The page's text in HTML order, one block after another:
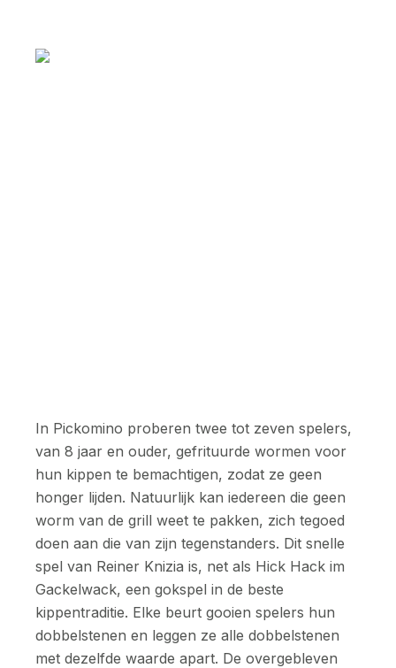
In Pickomino proberen twee tot zeven spelers,
van 8 jaar en ouder, gefrituurde wormen voor
hun kippen te bemachtigen, zodat ze geen
honger lijden. Natuurlijk kan iedereen die geen
worm van de grill weet te pakken, zich tegoed
doen aan die van zijn tegenstanders. Dit snelle
spel van Reiner Knizia is, net als Hick Hack im
Gackelwack, een gokspel in de beste
kippentraditie. Elke beurt gooien spelers hun
dobbelstenen en leggen ze alle dobbelstenen
met dezelfde waarde apart. De overgebleven